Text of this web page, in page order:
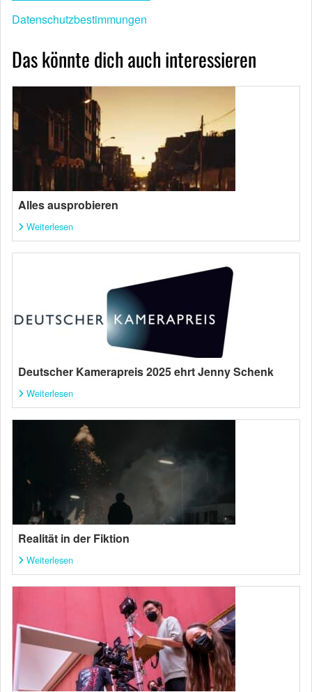
Datenschutzbestimmungen
Das könnte dich auch interessieren
Alles ausprobieren
Weiterlesen
Deutscher Kamerapreis 2025 ehrt Jenny Schenk
Weiterlesen
Realität in der Fiktion
Weiterlesen